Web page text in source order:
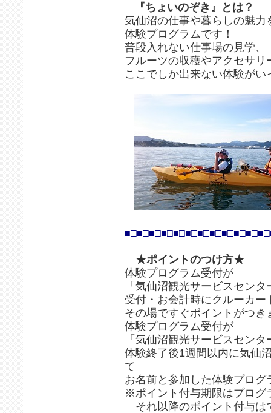
『ちょいのぞき』とは？
気仙沼の仕事や暮らしの魅力
体験プログラムです！
普段入れない仕事場の見学、
フルーツの収穫やアクセサリ
ここでしか出来ない体験がい
★ポイントのつけ方★
体験プログラム受付が
「気仙沼観光サービスセン
受付・お会計時にクルーカー
その場ですぐポイントがつき
体験プログラム受付が
「気仙沼観光サービスセン
体験終了後1週間以内に気仙
て
お名前と参加した体験プロ
※ポイント付与期限はプログ
それ以降のポイント付与は